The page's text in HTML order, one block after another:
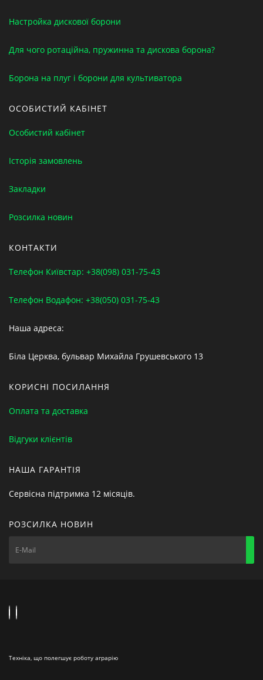
Настройка дискової борони
Для чого ротаційна, пружинна та дискова борона?
Борона на плуг і борони для культиватора
ОСОБИСТИЙ КАБІНЕТ
Особистий кабінет
Історія замовлень
Закладки
Розсилка новин
КОНТАКТИ
Телефон Київстар: +38(098) 031-75-43
Телефон Водафон: +38(050) 031-75-43
Наша адреса:
Біла Церква, бульвар Михайла Грушевського 13
КОРИСНІ ПОСИЛАННЯ
Оплата та доставка
Відгуки клієнтів
НАША ГАРАНТІЯ
Сервісна підтримка 12 місяців.
РОЗСИЛКА НОВИН
Техніка, що полегшує роботу аграрію